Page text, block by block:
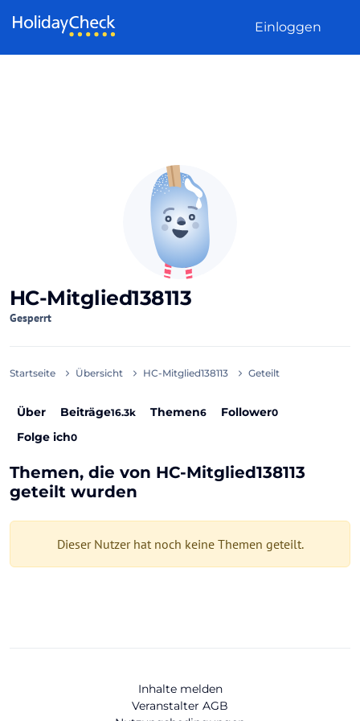
Einloggen
HC-Mitglied138113
Gesperrt
Startseite Übersicht HC-Mitglied138113 Geteilt
Über Beiträge16.3k Themen6 Follower0
Folge ich0
Themen, die von HC-Mitglied138113
geteilt wurden
Dieser Nutzer hat noch keine Themen geteilt.
Inhalte melden
Veranstalter AGB